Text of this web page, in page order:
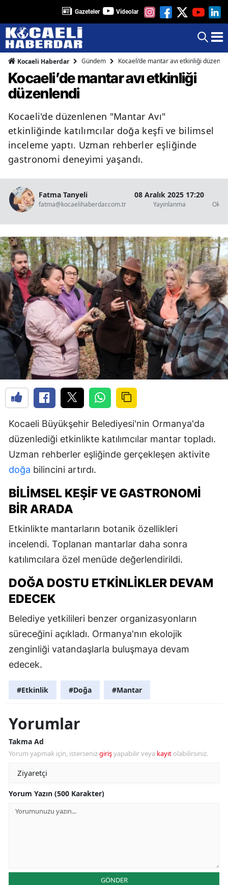
Gazeteler Videolar
Kocaeli Haberdar Gündem Kocaeli’de mantar avı etkinliği
Kocaeli’de mantar avı etkinliği
düzenlendi
Kocaeli'de düzenlenen "Mantar Avı"
etkinliğinde katılımcılar doğa keşfi ve bilimsel
inceleme yaptı. Uzman rehberler eşliğinde
gastronomi deneyimi yaşandı.
Fatma Tanyeli
fatma@kocaelihaberdar.com.tr
08 Aralık 2025 17:20
Yayınlanma
Kocaeli Büyükşehir Belediyesi'nin Ormanya'da
düzenlediği etkinlikte katılımcılar mantar topladı.
Uzman rehberler eşliğinde gerçekleşen aktivite
doğa bilincini artırdı.
BILIMSEL KEŞIF VE GASTRONOMI
BIR ARADA
Etkinlikte mantarların botanik özellikleri
incelendi. Toplanan mantarlar daha sonra
katılımcılara özel menüde değerlendirildi.
DOĞA DOSTU ETKINLIKLER DEVAM
EDECEK
Belediye yetkilileri benzer organizasyonların
süreceğini açıkladı. Ormanya'nın ekolojik
zenginliği vatandaşlarla buluşmaya devam
edecek.
#Etkinlik #Doğa #Mantar
Yorumlar
Takma Ad
Yorum yapmak için, istersenizgirişyapabilir veya kayıt olabilirsiniz.
Yorum Yazın (500 Karakter)
GÖNDER